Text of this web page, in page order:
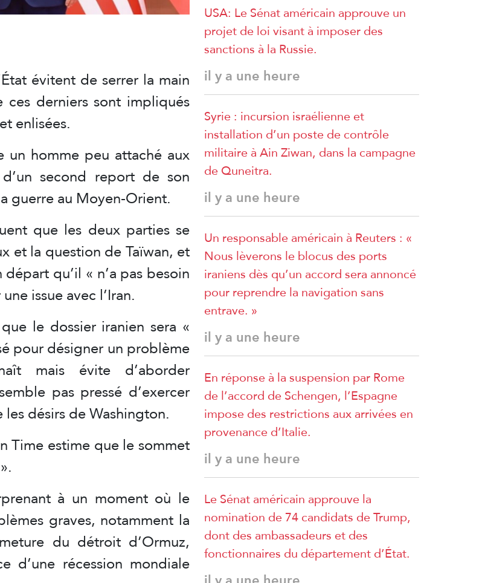
évitent de serrer la main
derniers sont impliqués
enlisées.
un homme peu attaché aux
second report de son
guerre au Moyen-Orient.
que les deux parties se
et la question de Taïwan, et
qu’il « n’a pas besoin
issue avec l’Iran.
le dossier iranien sera «
pour désigner un problème
mais évite d’aborder
pas pressé d’exercer
désirs de Washington.
Time estime que le sommet
à un moment où le
graves, notamment la
du détroit d’Ormuz,
d’une récession mondiale
USA: Le Sénat américain approuve un
projet de loi visant à imposer des
sanctions à la Russie.
il y a une heure
Syrie : incursion israélienne et
installation d’un poste de contrôle
militaire à Ain Ziwan, dans la campagne
de Quneitra.
il y a une heure
Un responsable américain à Reuters : «
Nous lèverons le blocus des ports
iraniens dès qu’un accord sera annoncé
pour reprendre la navigation sans
entrave. »
il y a une heure
En réponse à la suspension par Rome
de l’accord de Schengen, l’Espagne
impose des restrictions aux arrivées en
provenance d’Italie.
il y a une heure
Le Sénat américain approuve la
nomination de 74 candidats de Trump,
dont des ambassadeurs et des
fonctionnaires du département d’État.